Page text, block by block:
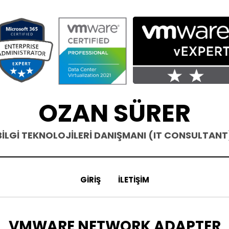
OZAN SÜRER
TEKNOLOJİLERİ DANIŞMANI (IT
GIRIŞ İLETIŞIM